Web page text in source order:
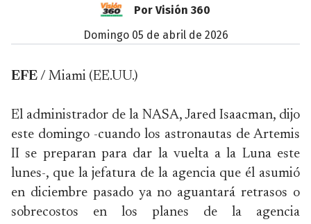
Por Visión 360
domingo 05 de abril de 2026
EFE / Miami (EE.UU.)
El administrador de la NASA, Jared Isaacman, dijo
este domingo -cuando los astronautas de Artemis
II se preparan para dar la vuelta a la Luna este
lunes-, que la jefatura de la agencia que él asumió
en diciembre pasado ya no aguantará retrasos o
sobrecostos en los planes de la agencia